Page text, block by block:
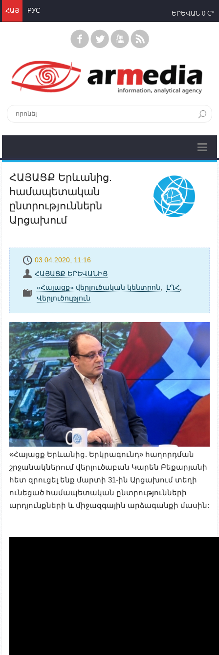
ՀԱՅ РУС ԵՐԵՎԱՆ 0 C°
ՀԱՅԱՑՔ Երևանից.
համապետական
ընտրություններն
Արցախում
03.04.2020, 11:16
ՀԱՅԱՑՔ ԵՐԵՎԱՆԻՑ
«Հայացք» վերլուծական կենտրոն
ԼՂՀ
Վերլուծություն
«Հայացք Երևանից. Երկրագունդ» հաղորդման
շրջանակներում վերլուծաբան Կարեն Բեքարյանի
հետ զրուցել ենք մարտի 31-ին Արցախում տեղի
ունեցած համապետական ընտրությունների
արդյունքների և միջազգային արձագանքի մասին: